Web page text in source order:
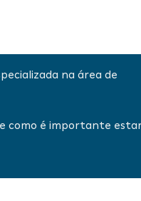
na área de
como é importante